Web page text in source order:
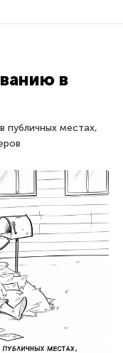
в
публичных местах,